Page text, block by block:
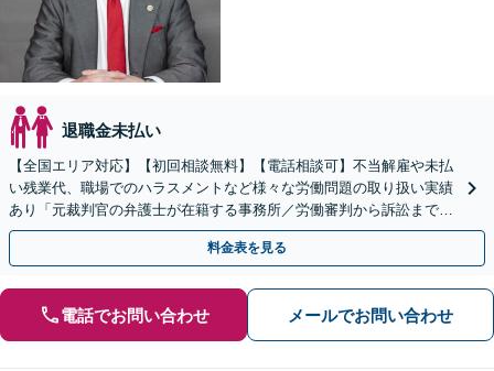
退職金未払い
【全国エリア対応】【初回相談無料】【電話相談可】不当解雇や未払
い残業代、職場でのハラスメントなど様々な労働問題の取り扱い実績
あり「元裁判官の弁護士が在籍する事務所／労働審判から訴訟まで、
裁判官経験を活かした最適な戦略を立案」
料金表を見る
電話でお問い合わせ メールでお問い合わせ